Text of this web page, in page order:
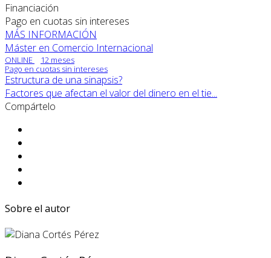
Financiación
Pago en cuotas sin intereses
MÁS INFORMACIÓN
Máster en Comercio Internacional
ONLINE
12 meses
Pago en cuotas sin intereses
Estructura de una sinapsis?
Factores que afectan el valor del dinero en el tie...
Compártelo
Sobre el autor